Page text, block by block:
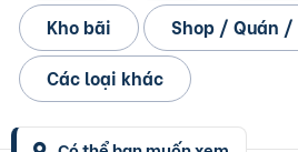
Kho bãi
Shop / Quán /
Các loại khác